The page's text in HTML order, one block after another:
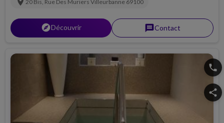
20 Bis, Rue Des Muriers Villeurbanne 69100
explorerDécouvrir messageContact
phone
share